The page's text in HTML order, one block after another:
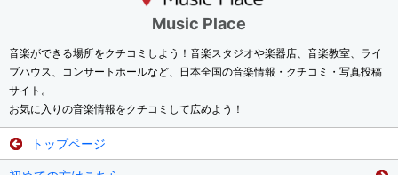
Music Place
音楽ができる場所をクチコミしよう！音楽スタジオや楽器店、音楽教室、ライ
ブハウス、コンサートホールなど、日本全国の音楽情報・クチコミ・写真投稿
サイト。
お気に入りの音楽情報をクチコミして広めよう！
トップページ